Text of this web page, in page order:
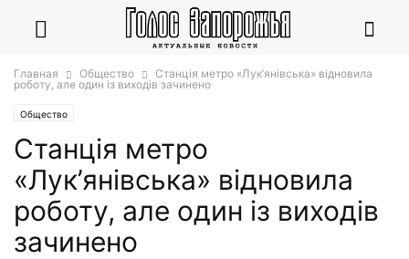
Главная Общество
Станція метро «Лук’янівська» відновила
роботу, але один із виходів зачинено
Общество
Станція метро
«Лук’янівська» відновила
роботу, але один із виходів
зачинено